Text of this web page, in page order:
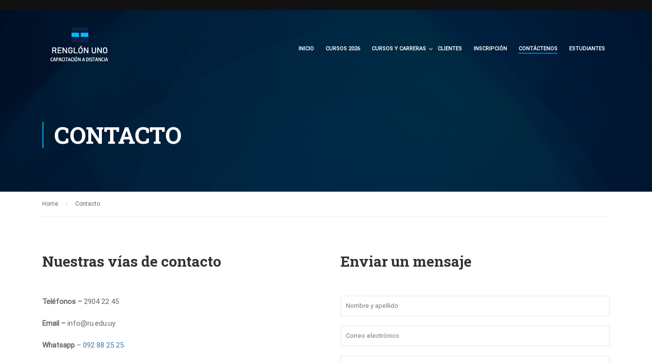
INICIO CURSOS 2026 CURSOS Y CARRERAS CLIENTES INSCRIPCIÓN CONTÁCTENOS ESTUDIANTES
CONTACTO
Home Contacto
Nuestras vías de contacto
Teléfonos – 2904 22 45
Email – info@ru.edu.uy
Whatsapp – 092 88 25 25
Enviar un mensaje